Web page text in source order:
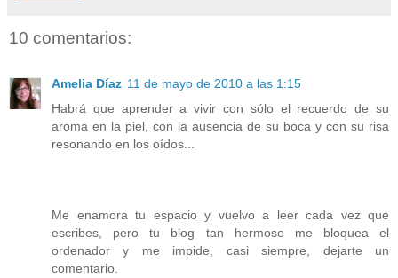
10 comentarios:
Amelia Díaz 11 de mayo de 2010 a las 1:15
Habrá que aprender a vivir con sólo el recuerdo de su
aroma en la piel, con la ausencia de su boca y con su risa
resonando en los oídos...
Me enamora tu espacio y vuelvo a leer cada vez que
escribes, pero tu blog tan hermoso me bloquea el
ordenador y me impide, casi siempre, dejarte un
comentario.